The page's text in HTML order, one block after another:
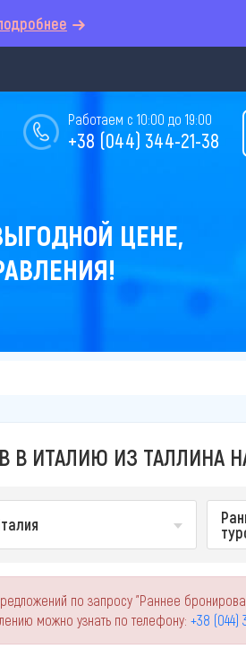
Работаем с 10:00 до 19:00
+38 (044) 344-21-38
ЦЕНЕ,
В ИТАЛИЮ ИЗ ТАЛЛИНА
по запросу "Раннее
можно узнать по телефону: +38 (044)